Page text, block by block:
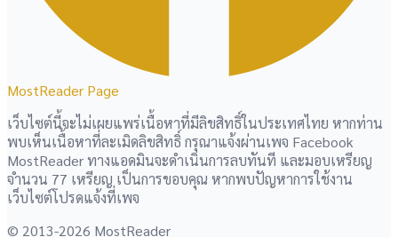
MostReader Page
เว็บไซต์นี้จะไม่เผยแพร่เนื้อหาที่มีลิขสิทธิ์ในประเทศไทย หากท่าน
พบเห็นเนื้อหาที่ละเมิดลิขสิทธิ์ กรุณาแจ้งผ่านเพจ Facebook
MostReader ทางแอดมินจะดำเนินการลบทันที และมอบเหรียญ
จำนวน 77 เหรียญ เป็นการขอบคุณ หากพบปัญหาการใช้งาน
เว็บไซต์โปรดแจ้งที่เพจ
© 2013-2026 MostReader